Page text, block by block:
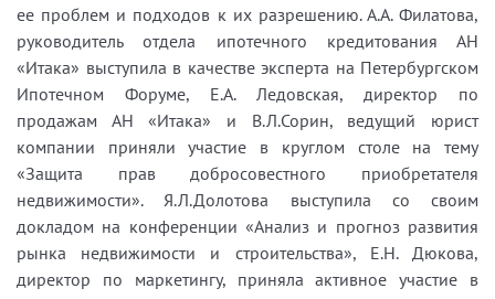
ее проблем и подходов к их разрешению. А.А. Филатова,
руководитель отдела ипотечного кредитования АН
«Итака» выступила в качестве эксперта на Петербургском
Ипотечном Форуме, Е.А. Ледовская, директор по
продажам АН «Итака» и В.Л.Сорин, ведущий юрист
компании приняли участие в круглом столе на тему
«Защита прав добросовестного приобретателя
недвижимости». Я.Л.Долотова выступила со своим
докладом на конференции «Анализ и прогноз развития
рынка недвижимости и строительства», Е.Н. Дюкова,
директор по маркетингу, приняла активное участие в